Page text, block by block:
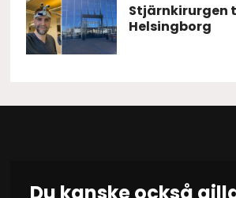
Stjärnkirurgen
Helsingborg
Du kanske också